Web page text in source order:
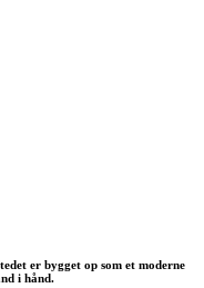
er bygget op som et moderne
i hånd.